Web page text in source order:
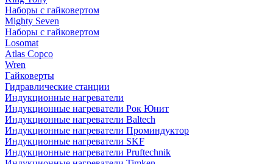
Наборы с гайковертом
Mighty Seven
Наборы с гайковертом
Losomat
Atlas Copco
Wren
Гайковерты
Гидравлические станции
Индукционные нагреватели
Индукционные нагреватели Рок Юнит
Индукционные нагреватели Baltech
Индукционные нагреватели Проминдуктор
Индукционные нагреватели SKF
Индукционные нагреватели Pruftechnik